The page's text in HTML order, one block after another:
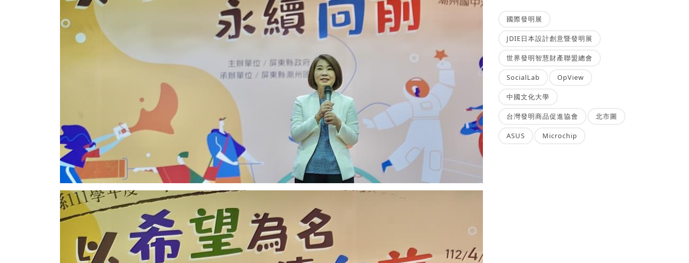
國際發明展
JDIE日本設計創意暨發明展
世界發明智慧財產聯盟總會
SocialLab OpView
中國文化大學
台灣發明商品促進協會 北市圖
ASUS Microchip